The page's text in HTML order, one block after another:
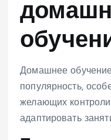
Домашнее
популярность,
желающих
адаптировать